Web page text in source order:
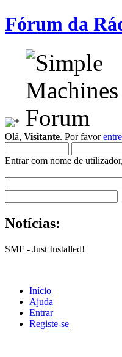
Fórum da
Olá, Visitante. Por favorentre
Entrar com nome de
Notícias:
SMF - Just Installed!
Início
Ajuda
Entrar
Registe-se